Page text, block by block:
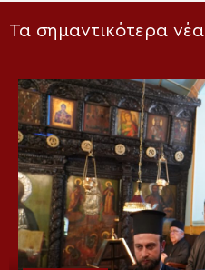
Τα σημαντικότερα νέα